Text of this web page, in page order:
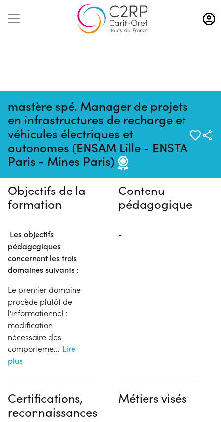
Aller
au
contenu
mastère spé. Manager de projets
en infrastructures de recharge et
véhicules électriques et
autonomes (ENSAM Lille - ENSTA
Paris - Mines Paris)
Pas de session programmée en
ce moment
Objectifs de la
formation
Les objectifs
pédagogiques
concernent les trois
domaines suivants :
Le premier domaine
procède plutôt de
l'informationnel :
modification
nécessaire des
comporteme... Lire
plus
Contenu
pédagogique
-
Certifications,
reconnaissances
Métiers visés